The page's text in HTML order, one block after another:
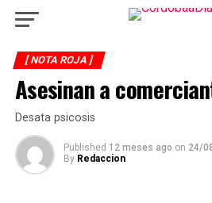
[ NOTA ROJA ]
Asesinan a
Desata psicosis
Published 12 meses ago on 24/
By Redaccion